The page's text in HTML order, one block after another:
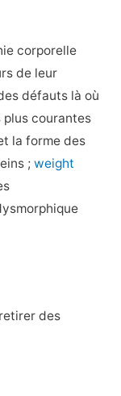
corporelle
de leur
défauts là où
plus courantes
la forme des
; weight
des